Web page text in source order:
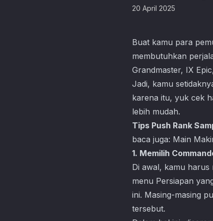
20 April 2025
Buat kamu para
membutuhkan
Grandmaster, IX
Jadi, kamu
karena itu, yuk cek
lebih mudah.
Tips Push Rank
baca juga: Main
1. Memilih
Di awal, kamu harus
menu Persiapan
ini. Masing-masing
tersebut.